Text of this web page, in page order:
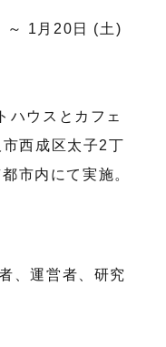
～ 1月20日 (土)
ウスとカフェ
西成区太子2丁
市内にて実施。
、運営者、研究